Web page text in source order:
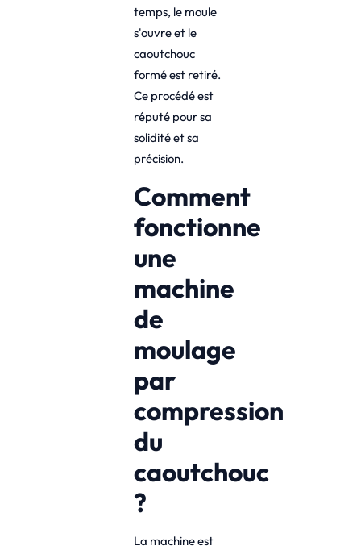
temps, le moule
s'ouvre et le
caoutchouc
formé est retiré.
Ce procédé est
réputé pour sa
solidité et sa
précision.
Comment
fonctionne
une
machine
de
moulage
par
compression
du
caoutchouc
?
La machine est